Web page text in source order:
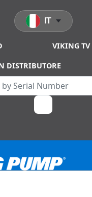
VIKING TV
DISTRIBUTORE
IT